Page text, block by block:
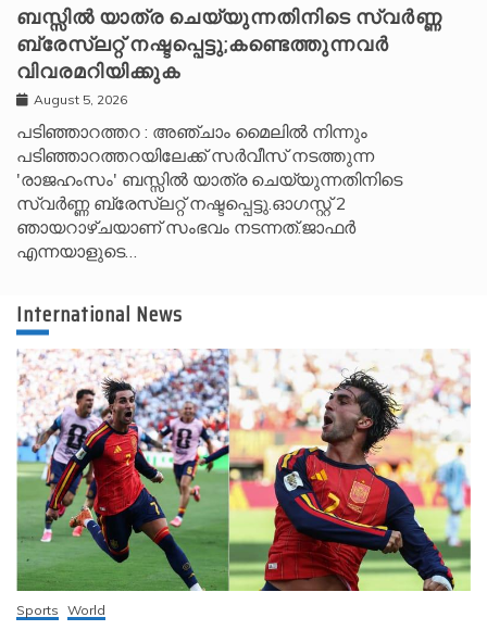
ബസ്സിൽ യാത്ര ചെയ്യുന്നതിനിടെ സ്വർണ്ണ
ബ്രേസ്‌ലറ്റ് നഷ്ടപ്പെട്ടു;കണ്ടെത്തുന്നവർ
വിവരമറിയിക്കുക
August 5, 2026
പടിഞ്ഞാറത്തറ : അഞ്ചാം മൈലിൽ നിന്നും
പടിഞ്ഞാറത്തറയിലേക്ക് സർവീസ് നടത്തുന്ന
'രാജഹംസം' ബസ്സിൽ യാത്ര ചെയ്യുന്നതിനിടെ
സ്വർണ്ണ ബ്രേസ്‌ലറ്റ് നഷ്ടപ്പെട്ടു.ഓഗസ്റ്റ് 2
ഞായറാഴ്ചയാണ് സംഭവം നടന്നത്.ജാഫർ
എന്നയാളുടെ…
International News
Sports World